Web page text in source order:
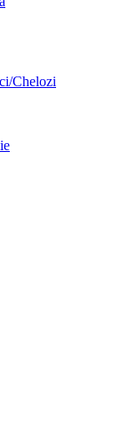
Chelozi